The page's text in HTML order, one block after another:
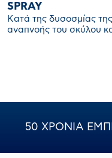
SPRAY
Κατά της δυσοσμίας της
αναπνοής του σκύλου
50 ΧΡΟΝΙΑ